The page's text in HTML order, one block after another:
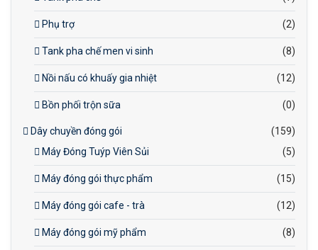
Phụ trợ (2)
Tank pha chế men vi sinh (8)
Nồi nấu có khuấy gia nhiệt (12)
Bồn phối trộn sữa (0)
Dây chuyền đóng gói
(159)
Máy Đóng Tuýp Viên Sủi
(5)
Máy đóng gói thực phẩm (15)
Máy đóng gói cafe - trà (12)
Máy đóng gói mỹ phẩm (8)